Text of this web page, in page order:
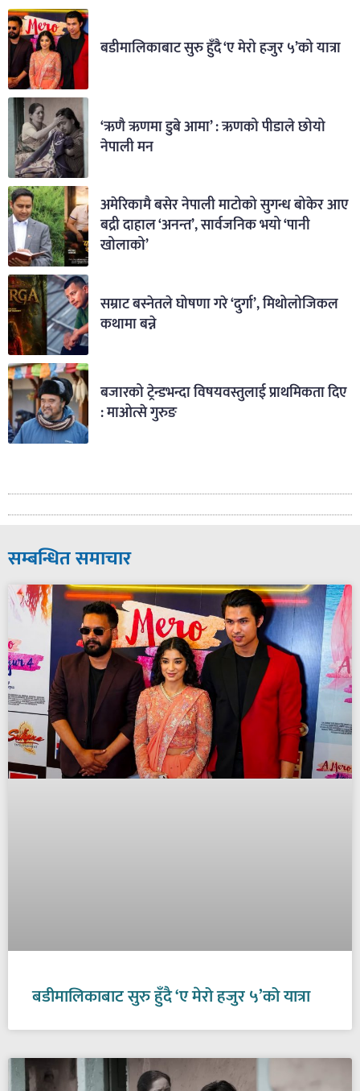
बडीमालिकाबाट सुरु हुँदै ‘ए मेरो हजुर ५’को यात्रा
‘ऋणै ऋणमा डुबे आमा’ : ऋणको पीडाले छोयो
नेपाली मन
अमेरिकामै बसेर नेपाली माटोको सुगन्ध बोकेर आए
बद्री दाहाल ‘अनन्त’, सार्वजनिक भयो ‘पानी
खोलाको’
सम्राट बस्नेतले घोषणा गरे ‘दुर्गा’, मिथोलोजिकल
कथामा बन्ने
बजारको ट्रेन्डभन्दा विषयवस्तुलाई प्राथमिकता दिए
: माओत्से गुरुङ
सम्बन्धित समाचार
बडीमालिकाबाट सुरु हुँदै ‘ए मेरो हजुर ५’को यात्रा